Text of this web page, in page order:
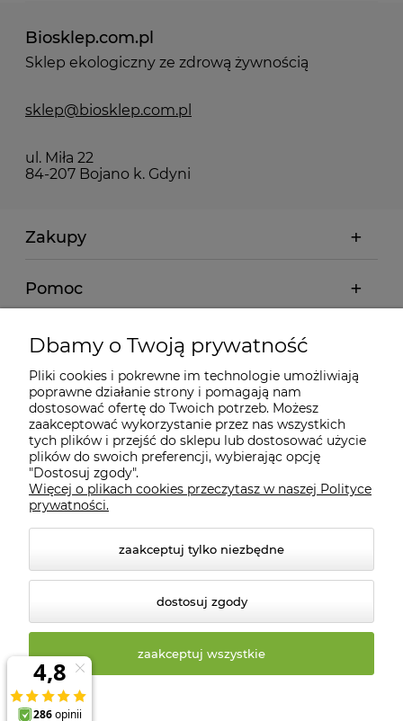
Biosklep.com.pl
Sklep ekologiczny ze zdrową żywnością
sklep@biosklep.com.pl
ul. Miła 22
84-207 Bojano k. Gdyni
Zakupy
Pomoc
Moje konto
Informacje
O nas
Kontakt
© 2026 biosklep.com.pl. Wszelkie prawa zastrzeżone.
Styl graficzny ShopGadget.pl
Dbamy o Twoją prywatność
Pliki cookies i pokrewne im technologie umożliwiają
poprawne działanie strony i pomagają nam
dostosować ofertę do Twoich potrzeb. Możesz
zaakceptować wykorzystanie przez nas wszystkich
tych plików i przejść do sklepu lub dostosować użycie
plików do swoich preferencji, wybierając opcję
"Dostosuj zgody".
Więcej o plikach cookies przeczytasz w naszej Polityce
prywatności.
zaakceptuj tylko niezbędne
dostosuj zgody
zaakceptuj wszystkie